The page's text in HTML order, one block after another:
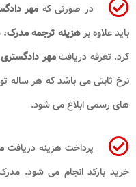
در صورتی که مهر
باید علاوه برهزینه ترجمه مدرک،
کرد. تعرفه دریافتمهر
نرخ ثابتی می باشد که هر ساله
های رسمی ابلاغ می شود.
پرداخت هزینه دریافت
خرید بارکد انجام می شود.